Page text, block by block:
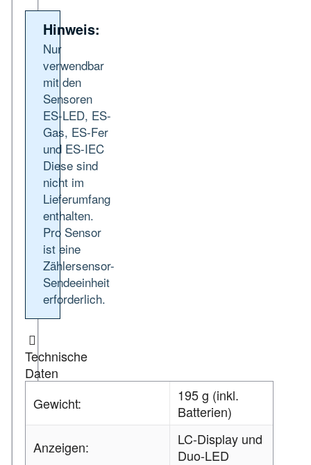
Hinweis:
Nur
verwendbar
mit den
Sensoren
ES-LED, ES-
Gas, ES-Fer
und ES-IEC
Diese sind
nicht im
Lieferumfang
enthalten.
Pro Sensor
ist eine
Zählersensor-
Sendeeinheit
erforderlich.
Technische
Daten
Gewicht:
195 g (inkl.
Batterien)
Anzeigen:
LC-Display und
Duo-LED